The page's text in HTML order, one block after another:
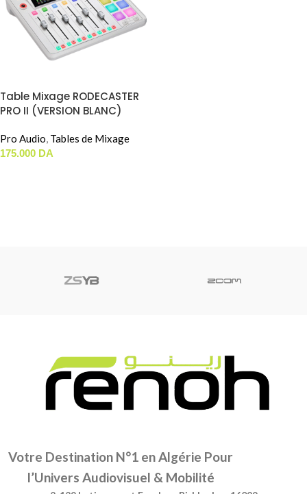
Table Mixage RODECASTER
PRO II (VERSION BLANC)
Pro Audio, Tables de Mixage
175.000 DA
Votre Destination N°1 en Algérie Pour
l’Univers Audiovisuel & Mobilité